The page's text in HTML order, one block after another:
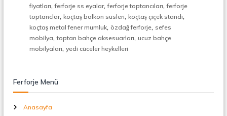
e
r
a
t
ö
fiyatları,ferforje ss eyalar,ferforje toptancıları,ferforje
toptanclar, koçtaş balkon süsleri, koçtaş çiçek standı,
koçtaş metal fener mumluk, özdağ ferforje, sefes
mobilya,toptan bahçe aksesuarları, ucuz bahçe
mobilyaları, yedi cüceler heykelleri
Ferforje Menü
Anasayfa